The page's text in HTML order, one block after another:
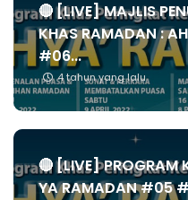
🔴 [LIVE] MAJLIS
KHAS RAMADAN :
#06...
4 tahun yang lalu
🔴 [LIVE] PROGRAM
YA RAMADAN #05